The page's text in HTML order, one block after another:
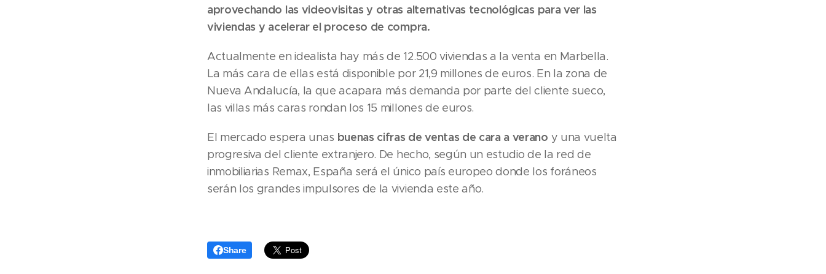
aprovechando las videovisitas y otras alternativas tecnológicas para ver las
viviendas y acelerar el proceso de compra.
Actualmente en idealista hay más de 12.500 viviendas a la venta en Marbella.
La más cara de ellas está disponible por 21,9 millones de euros. En la zona de
Nueva Andalucía, la que acapara más demanda por parte del cliente sueco,
las villas más caras rondan los 15 millones de euros.
El mercado espera unas buenas cifras de ventas de cara a verano y una vuelta
progresiva del cliente extranjero. De hecho, según un estudio de la red de
inmobiliarias Remax, España será el único país europeo donde los foráneos
serán los grandes impulsores de la vivienda este año.
Share